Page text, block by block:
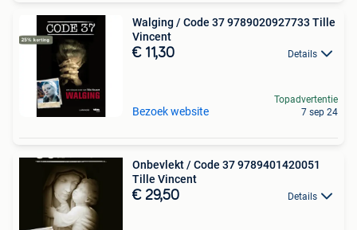
Walging / Code 37 9789020927733 Tille
Vincent
€ 11,30 Details
Bezoek website
Topadvertentie
7 sep 24
Onbevlekt / Code 37 9789401420051
Tille Vincent
€ 29,50 Details